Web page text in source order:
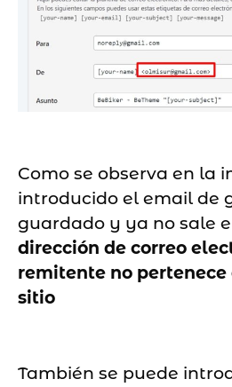
Como se observa en la
introducido el email de
guardado y ya no sale
dirección de correo
remitente no
sitio
También se puede